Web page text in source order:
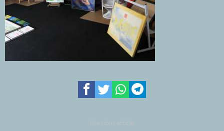
Previous article